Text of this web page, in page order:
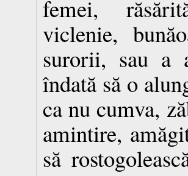
femei,
viclenie,
surorii, sau a
îndată să o
ca nu cumva,
amintire,
să